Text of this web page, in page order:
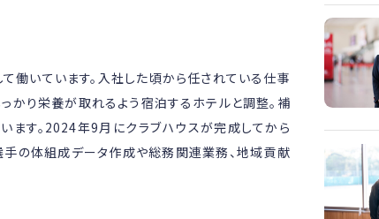
働いています。入社した頃から任されている仕事
かり栄養が取れるよう宿泊するホテルと調整。補
ます。2024年9月にクラブハウスが完成してから
手の体組成データ作成や総務関連業務、地域貢献